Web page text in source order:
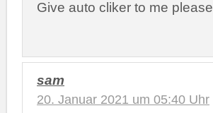
Give auto cliker to me please
sam
20. Januar 2021 um 05:40 Uhr